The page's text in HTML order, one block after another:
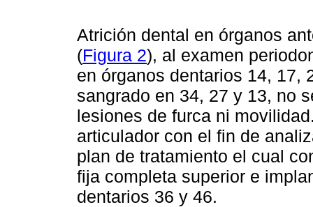
Atrición dental en órganos
(Figura 2), al examen
en órganos dentarios 14, 17,
sangrado en 34, 27 y 13, no
lesiones de furca ni
articulador con el fin de
plan de tratamiento el cual
fija completa superior e
dentarios 36 y 46.